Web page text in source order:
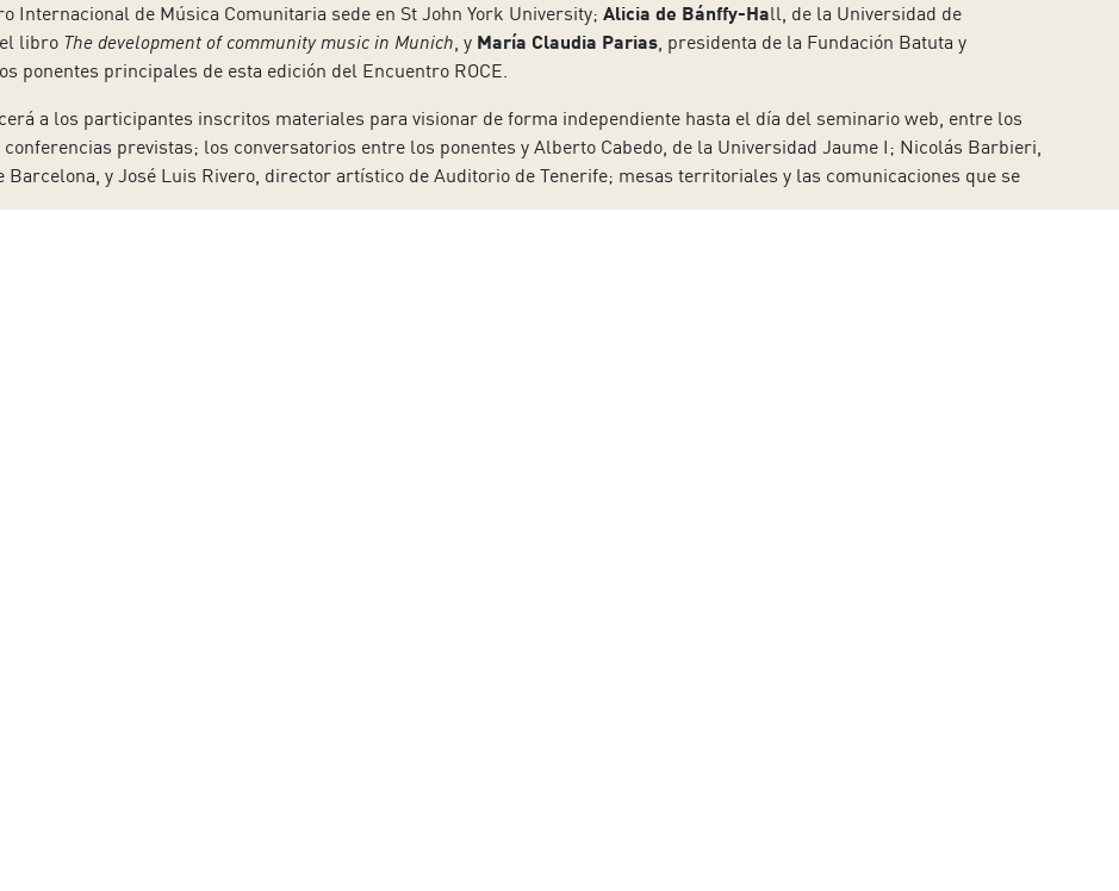
Internacional de Música Comunitaria sede en St John York University; Alicia de Bánffy-Hall, de la Universidad de
libro The development of community music in Munich, yMaría Claudia Parias, presidenta de la Fundación Batuta y
ponentes principales de esta edición del Encuentro ROCE.
a los participantes inscritos materiales para visionar de forma independiente hasta el día del seminario web, entre los
previstas; los conversatorios entre los ponentes y Alberto Cabedo, de la Universidad Jaume I; Nicolás Barbieri,
Barcelona, y José Luis Rivero, director artístico de Auditorio de Tenerife; mesas territoriales y las comunicaciones que se